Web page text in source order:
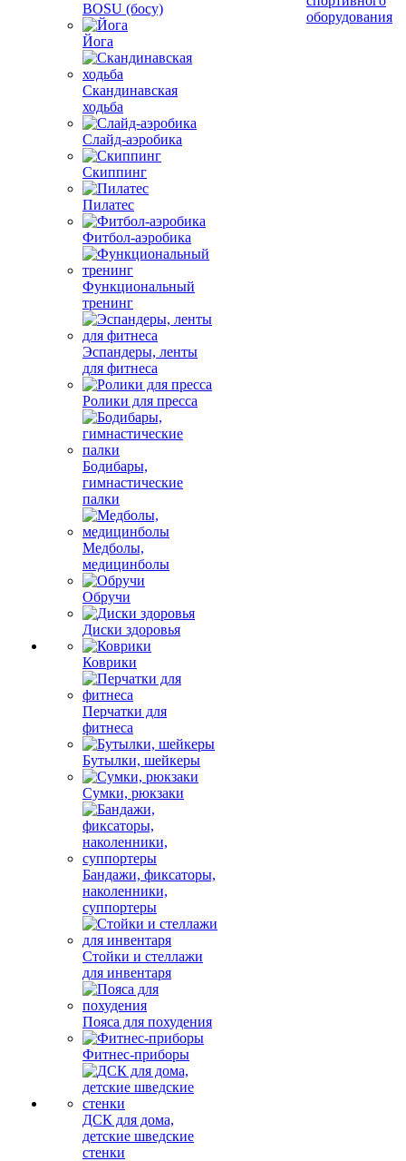
BOSU (босу)
Йога
Скандинавская
ходьба
Слайд-аэробика
Скиппинг
Пилатес
Фитбол-аэробика
Функциональный
тренинг
Эспандеры, ленты
для фитнеса
Ролики для пресса
Бодибары,
гимнастические
палки
Медболы,
медицинболы
Обручи
Диски здоровья
Коврики
Перчатки для
фитнеса
Бутылки, шейкеры
Сумки, рюкзаки
Бандажи, фиксаторы,
наколенники,
суппортеры
Стойки и стеллажи
для инвентаря
Пояса для похудения
Фитнес-приборы
ДСК для дома,
детские шведские
стенки
оборудования